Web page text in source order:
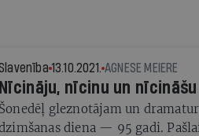
13.10.2021. AGNESE MEIERE
Nīcināju, nīcinu un nīcināšu
Šonedēļ gleznotājam un
diena — 95 gadi.